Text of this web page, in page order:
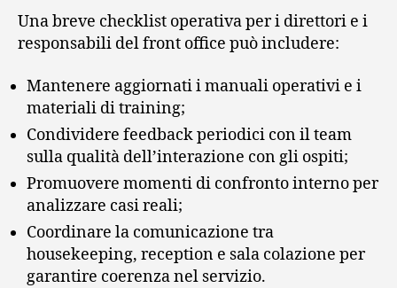
Una breve checklist operativa per i direttori e i
responsabili del front office può includere:
Mantenere aggiornati i manuali operativi e i
materiali di training;
Condividere feedback periodici con il team
sulla qualità dell’interazione con gli ospiti;
Promuovere momenti di confronto interno per
analizzare casi reali;
Coordinare la comunicazione tra
housekeeping, reception e sala colazione per
garantire coerenza nel servizio.